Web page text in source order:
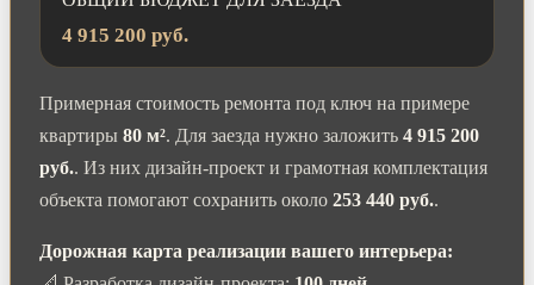
4 915 200 руб.
Примерная стоимость ремонта под ключ на примере
квартиры 80 м². Для заезда нужно заложить 4 915 200
руб.. Из них дизайн-проект и грамотная комплектация
объекта помогают сохранить около 253 440 руб..
Дорожная карта реализации вашего интерьера: